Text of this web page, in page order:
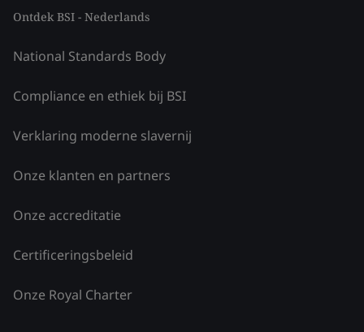
Ontdek BSI - Nederlands
National Standards Body
Compliance en ethiek bij BSI
Verklaring moderne slavernij
Onze klanten en partners
Onze accreditatie
Certificeringsbeleid
Onze Royal Charter